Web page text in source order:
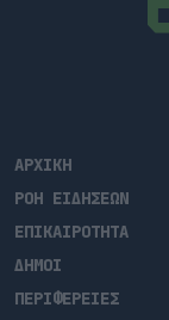
ΑΡΧΙΚΗ
ΡΟΗ ΕΙΔΗΣΕΩΝ
ΕΠΙΚΑΙΡΟΤΗΤΑ
ΔΗΜΟΙ
ΠΕΡΙΦΕΡΕΙΕΣ